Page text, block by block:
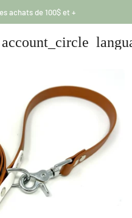
achats de 100$ et +
account_circle